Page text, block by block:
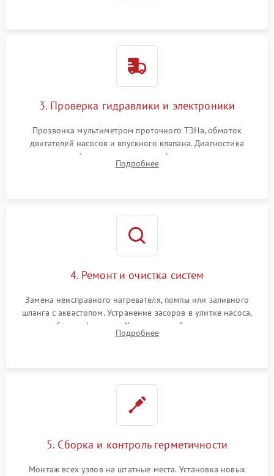
3. Проверка гидравлики и электроники
Прозвонка мультиметром проточного ТЭНа, обмоток
двигателей насосов и впускного клапана. Диагностика
прессостата (датчика уровня воды), датчика мутности,
концевика дверцы и электронного модуля управления.
Подробнее
4. Ремонт и очистка систем
Замена неисправного нагревателя, помпы или заливного
шланга с аквастопом. Устранение засоров в улитке насоса,
патрубках и фильтрах. Компонентный ремонт платы
управления, восстановление поврежденной проводки.
Подробнее
5. Сборка и контроль герметичности
Монтаж всех узлов на штатные места. Установка новых